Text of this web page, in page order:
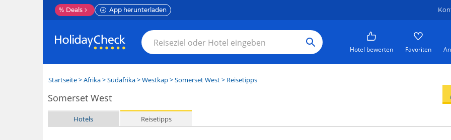
% Deals App herunterladen
Hotel bewerten Favoriten
Startseite>Afrika>Südafrika>Westkap>Somerset West> Reisetipps
Somerset West
Hotels Reisetipps